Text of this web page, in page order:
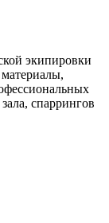
экипировки
спаррингов